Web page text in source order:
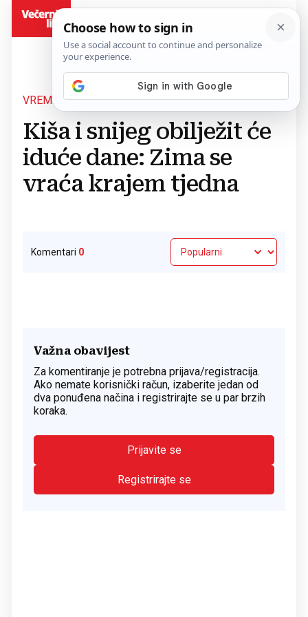
VREMENSKA PROGNOZA Povratak na članak
Kiša i snijeg obilježit će
iduće dane: Zima se
vraća krajem tjedna
Komentari 0
Važna obavijest
Za komentiranje je potrebna prijava/registracija.
Ako nemate korisnički račun, izaberite jedan od
dva ponuđena načina i registrirajte se u par brzih
koraka.
Prijavite se
Registrirajte se